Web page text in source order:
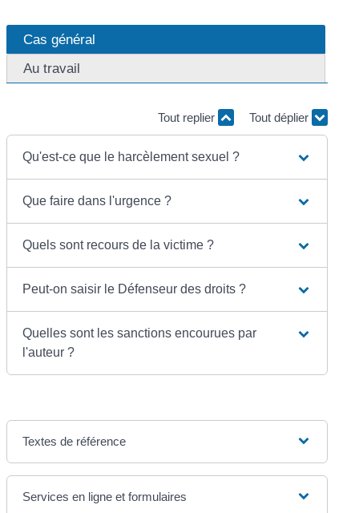
Cas général
Au travail
Tout replier Tout déplier
Qu'est-ce que le harcèlement sexuel ?
Que faire dans l'urgence ?
Quels sont recours de la victime ?
Peut-on saisir le Défenseur des droits ?
Quelles sont les sanctions encourues par
l'auteur ?
Textes de référence
Services en ligne et formulaires